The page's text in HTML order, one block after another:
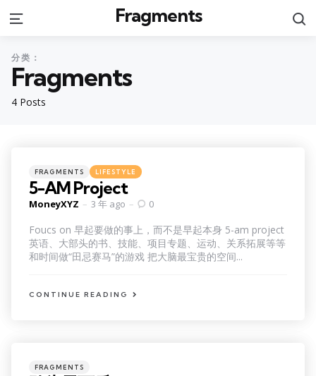
Menu Fragments
4 Posts
分类：
Fragments
Categories
Posted
in
FRAGMENTS LIFESTYLE
5-AM Project
Posted
MoneyXYZ 3 年 ago 0
Foucs on 早起要做的事上，而不是早起本身 5-am project
英语、大部头的书、技能、项目专题、运动、关系拓展等等
和时间做“田忌赛马”的游戏 把大脑最宝贵的空间...
CONTINUE READING
Categories
Posted
FRAGMENTS